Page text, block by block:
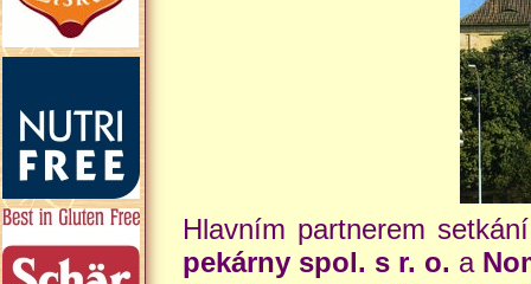
Hlavním partnerem
pekárny spol. s r. o. a